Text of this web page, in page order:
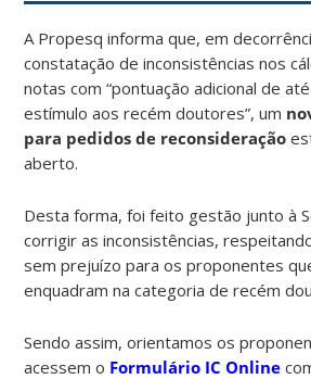
A Propesq informa que, em
constatação de inconsistências nos
notas com “pontuação adicional de
estímulo aos recém doutores”, um
para pedidos de reconsideração
aberto.
Desta forma, foi feito gestão junto à
corrigir as inconsistências,
sem prejuízo para os proponentes
enquadram na categoria de recém
Sendo assim, orientamos os
acessem o Formulário IC Online